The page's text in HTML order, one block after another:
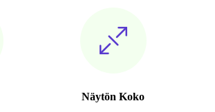
Näytön Koko